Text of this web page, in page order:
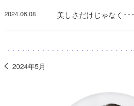
2024.06.08 美しさだけじゃなく･･･
2024年5月